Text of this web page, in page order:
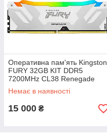
Оперативна пам'ять Kingston
FURY 32GB KIT DDR5
7200MHz CL38 Renegade
White RGB XMP
(KF572C38RWAK2-32)
Немає в наявності
15 000 ₴